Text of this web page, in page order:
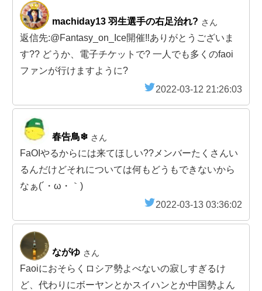
machiday13 羽生選手の右足治れ? さん
返信先:@Fantasy_on_Ice開催‼️ありがとうございま
す?? どうか、電子チケットで? 一人でも多くのfaoi
ファンが行けますように?
2022-03-12 21:26:03
春告鳥❄︎ さん
FaOIやるからには来てほしい??メンバーたくさんい
るんだけどそれについては何もどうもできないから
なぁ(´・ω・｀)
2022-03-13 03:36:02
ながゆ さん
Faoiにおそらくロシア勢よべないの寂しすぎるけ
ど、代わりにボーヤンとかスイハンとか中国勢よん